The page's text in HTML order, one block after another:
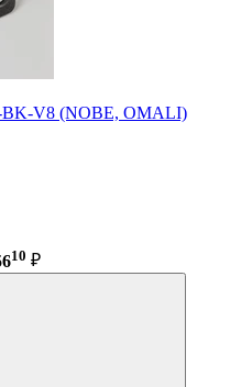
V8 (NOBE, OMALI)
10 ₽